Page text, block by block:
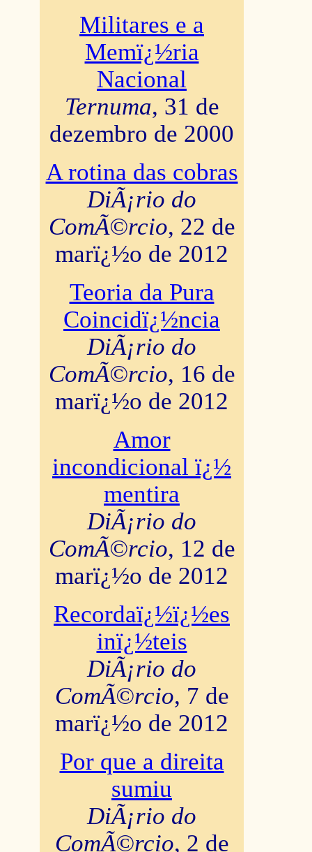
Militares e a
Memï¿½ria
Nacional
Ternuma, 31 de
dezembro de 2000
A rotina das cobras
DiÃ¡rio do
ComÃ©rcio, 22 de
marï¿½o de 2012
Teoria da Pura
Coincidï¿½ncia
DiÃ¡rio do
ComÃ©rcio, 16 de
marï¿½o de 2012
Amor
incondicional ï¿½
mentira
DiÃ¡rio do
ComÃ©rcio, 12 de
marï¿½o de 2012
Recordaï¿½ï¿½es
inï¿½teis
DiÃ¡rio do
ComÃ©rcio, 7 de
marï¿½o de 2012
Por que a direita
sumiu
DiÃ¡rio do
ComÃ©rcio, 2 de